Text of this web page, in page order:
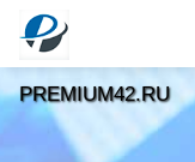
PREMIUM42.RU
Новости